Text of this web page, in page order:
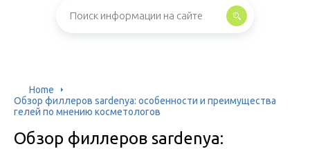
Home
Обзор филлеров sardenya: особенности и преимущества
гелей по мнению косметологов
Обзор филлеров sardenya: